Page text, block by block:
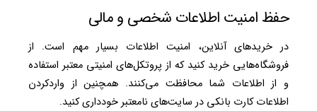
حفظ امنیت اطلاعات شخصی و مالی
در خریدهای آنلاین، امنیت اطلاعات بسیار مهم است. از
فروشگاه‌هایی خرید کنید که از پروتکل‌های امنیتی معتبر استفاده
و از اطلاعات شما محافظت می‌کنند. همچنین از وارد‌کردن
اطلاعات کارت بانکی در سایت‌های نامعتبر خودداری کنید.